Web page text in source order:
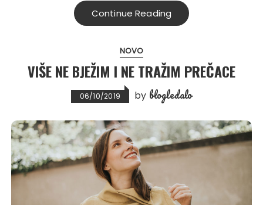
Continue Reading
NOVO
VIŠE NE BJEŽIM I NE TRAŽIM PREČACE
06/10/2019 by blogledalo